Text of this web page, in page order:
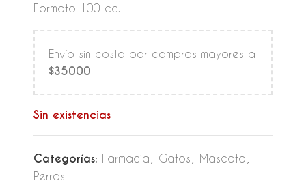
Formato 100 cc.
Envío sin costo por compras mayores a
$35000
Sin existencias
Categorías: Farmacia Gatos Mascota
Perros